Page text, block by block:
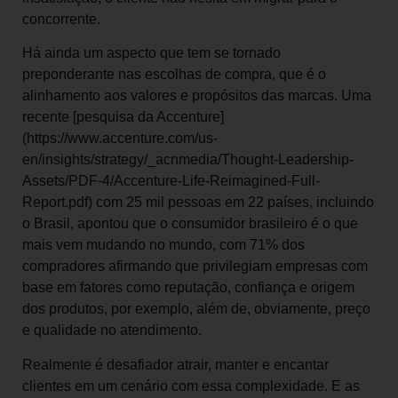
concorrente.
Há ainda um aspecto que tem se tornado
preponderante nas escolhas de compra, que é o
alinhamento aos valores e propósitos das marcas. Uma
recente [pesquisa da Accenture]
(https://www.accenture.com/us-
en/insights/strategy/_acnmedia/Thought-Leadership-
Assets/PDF-4/Accenture-Life-Reimagined-Full-
Report.pdf) com 25 mil pessoas em 22 países, incluindo
o Brasil, apontou que o consumidor brasileiro é o que
mais vem mudando no mundo, com 71% dos
compradores afirmando que privilegiam empresas com
base em fatores como reputação, confiança e origem
dos produtos, por exemplo, além de, obviamente, preço
e qualidade no atendimento.
Realmente é desafiador atrair, manter e encantar
clientes em um cenário com essa complexidade. E as